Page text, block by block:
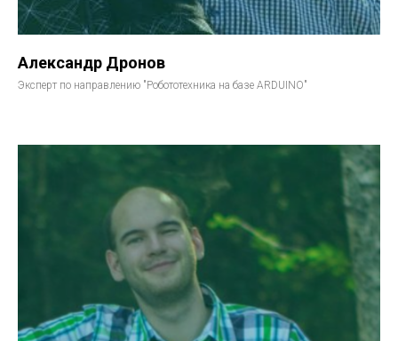
Александр Дронов
Эксперт по направлению "Робототехника на базе ARDUINO"